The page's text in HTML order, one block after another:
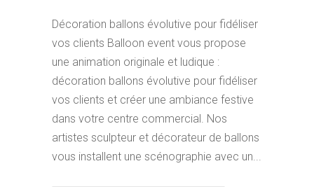
Décoration ballons évolutive pour fidéliser
vos clients Balloon event vous propose
une animation originale et ludique :
décoration ballons évolutive pour fidéliser
vos clients et créer une ambiance festive
dans votre centre commercial. Nos
artistes sculpteur et décorateur de ballons
vous installent une scénographie avec un...